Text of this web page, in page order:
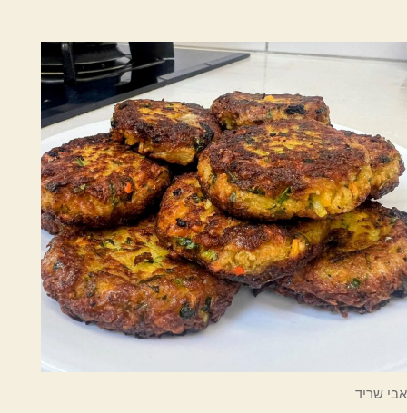
אבי שריד